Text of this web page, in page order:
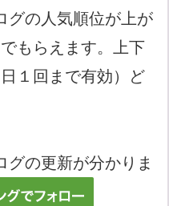
グの人気順位が上が
もらえます。上下
１回まで有効）ど
グの更新が分かりま